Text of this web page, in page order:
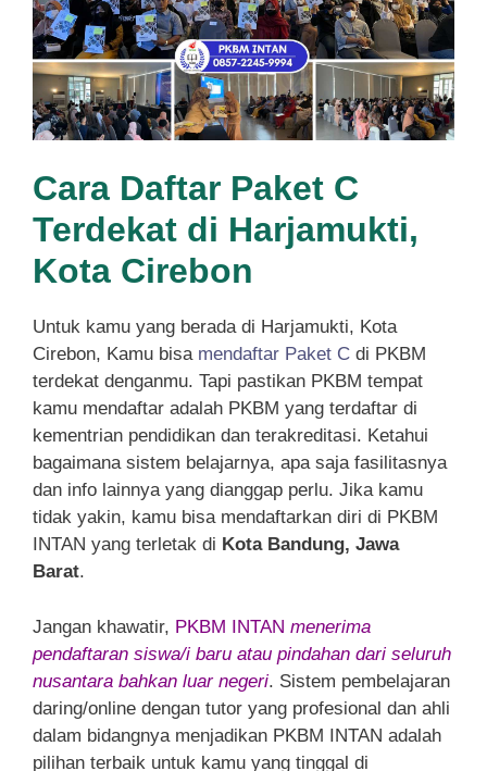
Cara Daftar Paket C
Terdekat di Harjamukti,
Kota Cirebon
Untuk kamu yang berada di Harjamukti, Kota
Cirebon, Kamu bisa mendaftar Paket C di PKBM
terdekat denganmu. Tapi pastikan PKBM tempat
kamu mendaftar adalah PKBM yang terdaftar di
kementrian pendidikan dan terakreditasi. Ketahui
bagaimana sistem belajarnya, apa saja fasilitasnya
dan info lainnya yang dianggap perlu. Jika kamu
tidak yakin, kamu bisa mendaftarkan diri di PKBM
INTAN yang terletak di Kota Bandung, Jawa
Barat.
Jangan khawatir, PKBM INTAN menerima
pendaftaran siswa/i baru atau pindahan dari seluruh
nusantara bahkan luar negeri. Sistem pembelajaran
daring/online dengan tutor yang profesional dan ahli
dalam bidangnya menjadikan PKBM INTAN adalah
pilihan terbaik untuk kamu yang tinggal di